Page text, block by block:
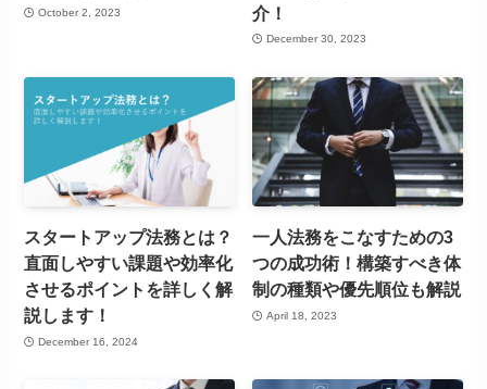
October 2, 2023
介！
December 30, 2023
スタートアップ法務とは？
直面しやすい課題や効率化
させるポイントを詳しく解
説します！
December 16, 2024
一人法務をこなすための3
つの成功術！構築すべき体
制の種類や優先順位も解説
April 18, 2023